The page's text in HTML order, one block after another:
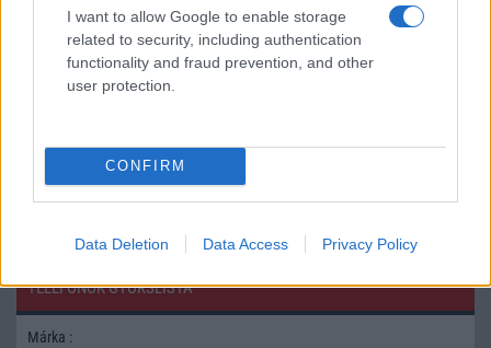
I want to allow Google to enable storage
related to security, including authentication
functionality and fraud prevention, and other
user protection.
CONFIRM
Data Deletion Data Access Privacy Policy
Mennyibe kerül
TELEFONOK GYORSLISTA
Márka :